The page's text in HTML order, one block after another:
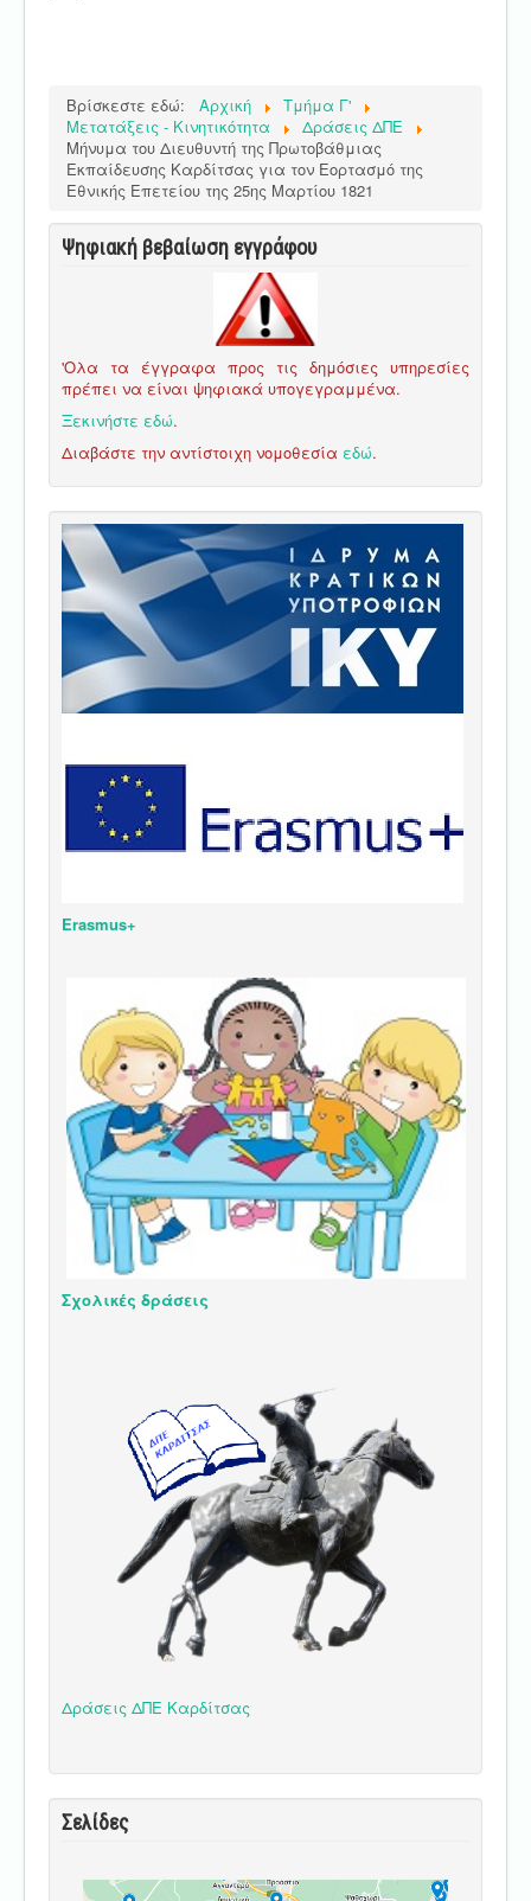
Βρίσκεστε εδώ: Αρχική
Τμήμα Γ'
Μετατάξεις - Κινητικότητα
Δράσεις ΔΠΕ
Μήνυμα του Διευθυντή της Πρωτοβάθμιας
Εκπαίδευσης Καρδίτσας για τον Εορτασμό της
Εθνικής Επετείου της 25ης Μαρτίου 1821
Ψηφιακή βεβαίωση εγγράφου
'Ολα τα έγγραφα προς τις δημόσιες υπηρεσίες
πρέπει να είναι ψηφιακά υπογεγραμμένα.
Ξεκινήστε εδώ.
Διαβάστε την αντίστοιχη νομοθεσία εδώ.
Erasmus+
Σχολικές δράσεις
Δράσεις ΔΠΕ Καρδίτσας
Σελίδες